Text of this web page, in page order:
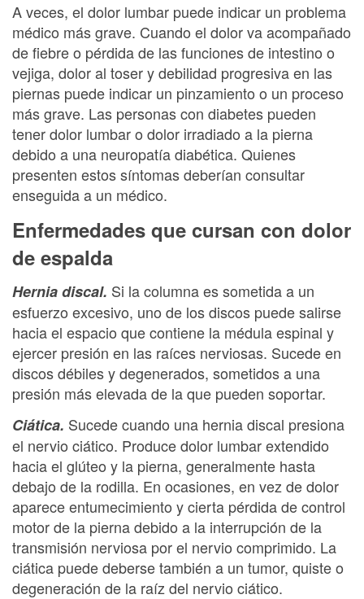
A veces, el dolor lumbar puede indicar un problema
médico más grave. Cuando el dolor va acompañado
de fiebre o pérdida de las funciones de intestino o
vejiga, dolor al toser y debilidad progresiva en las
piernas puede indicar un pinzamiento o un proceso
más grave. Las personas con diabetes pueden
tener dolor lumbar o dolor irradiado a la pierna
debido a una neuropatía diabética. Quienes
presenten estos síntomas deberían consultar
enseguida a un médico.
Enfermedades que cursan con dolor
de espalda
Hernia discal. Si la columna es sometida a un
esfuerzo excesivo, uno de los discos puede salirse
hacia el espacio que contiene la médula espinal y
ejercer presión en las raíces nerviosas. Sucede en
discos débiles y degenerados, sometidos a una
presión más elevada de la que pueden soportar.
Ciática. Sucede cuando una hernia discal presiona
el nervio ciático. Produce dolor lumbar extendido
hacia el glúteo y la pierna, generalmente hasta
debajo de la rodilla. En ocasiones, en vez de dolor
aparece entumecimiento y cierta pérdida de control
motor de la pierna debido a la interrupción de la
transmisión nerviosa por el nervio comprimido. La
ciática puede deberse también a un tumor, quiste o
degeneración de la raíz del nervio ciático.